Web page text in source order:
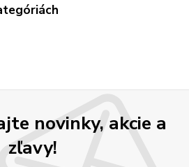
novinky, akcie a
zľavy!